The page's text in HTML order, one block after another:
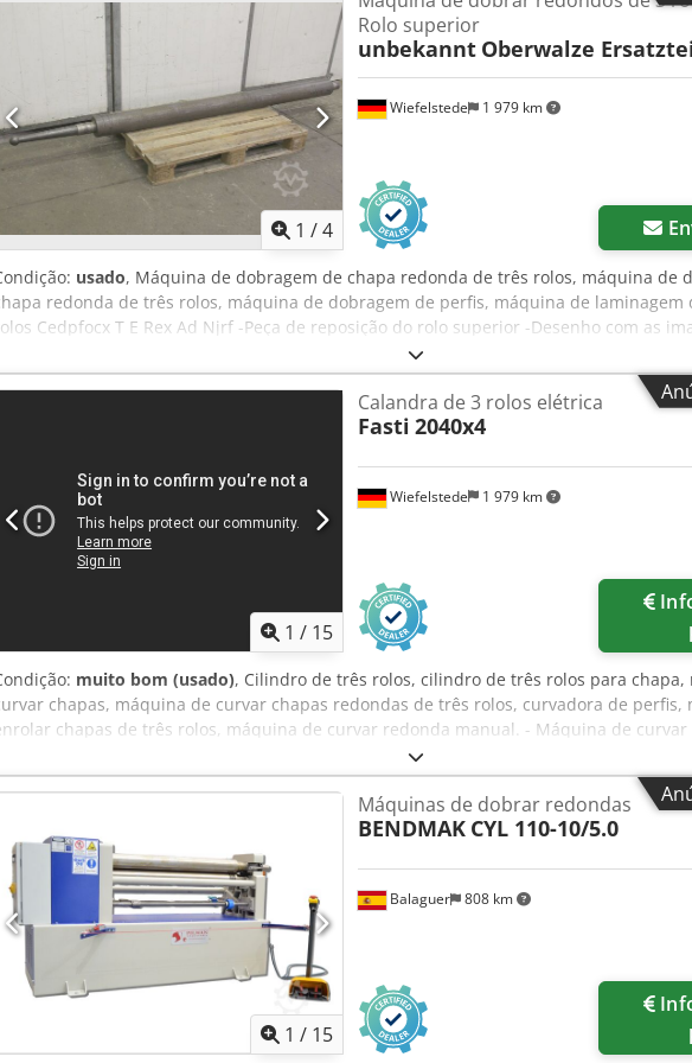
1 /4
Wiefelstede 1 979 km
Rolo superior
unbekannt Oberwalze
usado, Máquina de dobragem de chapa redonda de três rolos, máquina de
redonda de três rolos, máquina de dobragem de perfis, máquina de laminagem
Cedpfocx T E Rex Ad Njrf -Peça de reposição do rolo superior -Desenho com as
máx. largura da folha: 2060 mm -Máx. Espessura da folha: mm -Diâmetro do rolo: 141
75 mm -Dimensões de transporte: 2690/141/H141 mm -Peso: 290 kg
1 / 15
Wiefelstede 1 979 km
Calandra de 3 rolos elétrica
Fasti 2040x4
muito bom (usado), Cilindro de três rolos, cilindro de três rolos para chapa,
chapas, máquina de curvar chapas redondas de três rolos, curvadora de perfis,
chapas de três rolos, máquina de curvar redonda manual. - Máquina de
de curvar redonda de 3 rolos, acionamento elétrico - Ajuste de curvatura: elétrico -
2040 mm - Espessura máxima da chapa: 4 mm - Diâmetro dos rolos: 150 mm
Nerf - Dimensões: 1080/2880/A1370 mm - Peso: 1770 kg
1 / 15
Balaguer 808 km
Máquinas de dobrar redondas
BENDMAK CYL 110-10/5.0